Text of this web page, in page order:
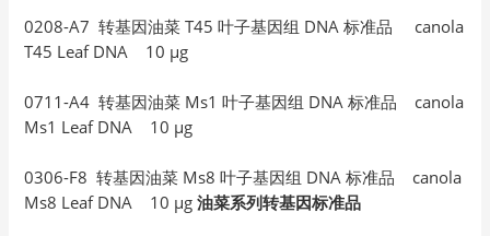
0208-A7 转基因油菜 T45 叶子基因组 DNA 标准品 canola
T45 Leaf DNA 10 µg
0711-A4 转基因油菜 Ms1 叶子基因组 DNA 标准品 canola
Ms1 Leaf DNA 10 µg
0306-F8 转基因油菜 Ms8 叶子基因组 DNA 标准品 canola
Ms8 Leaf DNA 10 µg油菜系列转基因标准品